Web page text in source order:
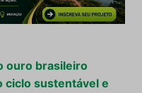
ouro brasileiro
ciclo sustentável e